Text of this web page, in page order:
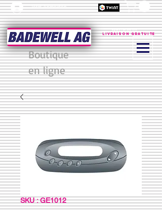
Jetzt Anmelden
Boutique
en ligne
à partir de 200 CHF
Livraison gratuite
SKU : GE1012